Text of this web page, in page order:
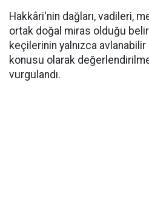
Hakkâri'nin dağları, vadileri,
ortak doğal miras olduğu
keçilerinin yalnızca avlanabilir
konusu olarak
vurgulandı.